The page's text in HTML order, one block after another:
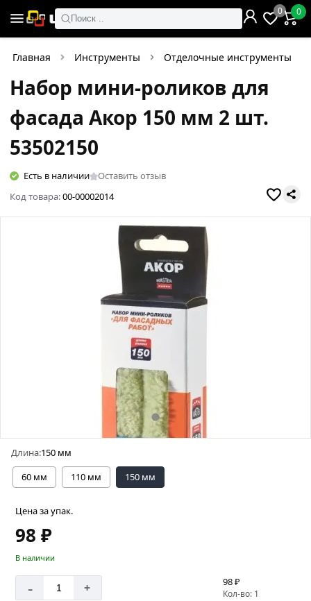
Поиск ..
0 0
Главная Инструменты Отделочные инструменты
Набор мини-роликов для
фасада Акор 150 мм 2 шт.
53502150
Есть в наличии
Оставить отзыв
Код товара:00-00002014
Длина:150 мм
60 мм
110 мм 150 мм
Цена за упак.
98 ₽
В наличии
- + 98 ₽
Кол-во: 1